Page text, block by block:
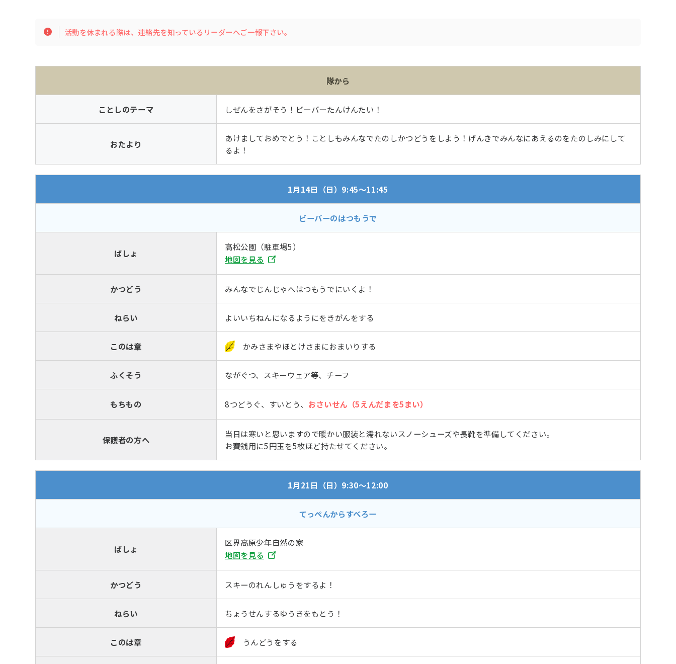
活動を休まれる際は、連絡先を知っているリーダーへご一報下さい。
隊から
ことしのテーマ しぜんをさがそう！ビーバーたんけんたい！
おたより
あけましておめでとう！ことしもみんなでたのしかつどうをしよう！げんきでみんなにあえるのをたのしみにして
るよ！
1月14日（日）9:45～11:45
ビーバーのはつもうで
ばしょ
高松公園（駐車場5）
地図を見る
かつどう みんなでじんじゃへはつもうでにいくよ！
ねらい よいいちねんになるようにをきがんをする
このは章 かみさまやほとけさまにおまいりする
ふくそう ながぐつ、スキーウェア等、チーフ
もちもの 8つどうぐ、すいとう、 おさいせん（5えんだまを5まい）
保護者の方へ
当日は寒いと思いますので暖かい服装と濡れないスノーシューズや長靴を準備してください。
お賽銭用に5円玉を5枚ほど持たせてください。
1月21日（日）9:30～12:00
てっぺんからすべろー
ばしょ
区界高原少年自然の家
地図を見る
かつどう スキーのれんしゅうをするよ！
ねらい ちょうせんするゆうきをもとう！
このは章 うんどうをする